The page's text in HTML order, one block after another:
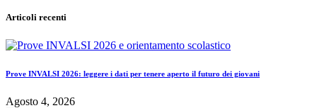
Articoli recenti
Prove INVALSI 2026: leggere i dati per tenere aperto il futuro dei giovani
Agosto 4, 2026